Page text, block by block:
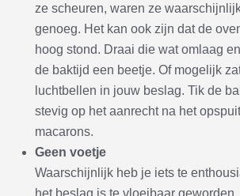
ze scheuren, waren ze
genoeg. Het kan ook zijn dat de
hoog stond. Draai die wat omlaag
de baktijd een beetje. Of mogelijk
luchtbellen in jouw beslag. Tik de
stevig op het aanrecht na het
macarons.
Geen voetje
Waarschijnlijk heb je iets te
het beslag is te vloeibaar geworden.